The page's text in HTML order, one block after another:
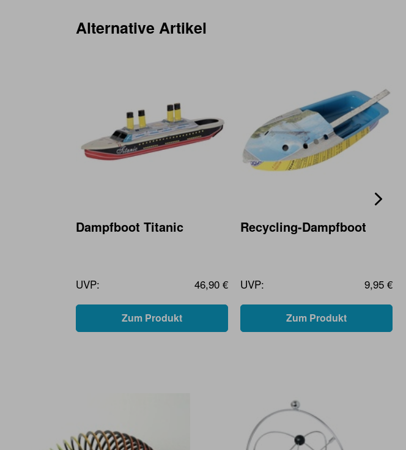
Alternative Artikel
Dampfboot Titanic
UVP: 46,90 €
Zum Produkt
Recycling-Dampfboot
UVP: 9,95 €
Zum Produkt